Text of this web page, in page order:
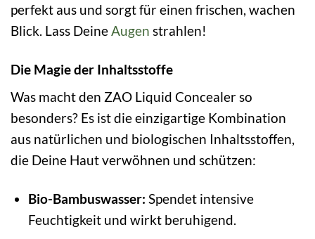
perfekt aus und sorgt für einen frischen, wachen
Blick. Lass DeineAugen strahlen!
Die Magie der Inhaltsstoffe
Was macht den ZAO Liquid Concealer so
besonders? Es ist die einzigartige Kombination
aus natürlichen und biologischen Inhaltsstoffen,
die Deine Haut verwöhnen und schützen:
Bio-Bambuswasser: Spendet intensive
Feuchtigkeit und wirkt beruhigend.